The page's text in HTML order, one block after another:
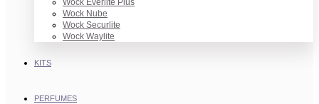
Wock Everlite Plus
Wock Nube
Wock Securlite
Wock Waylite
KITS
PERFUMES